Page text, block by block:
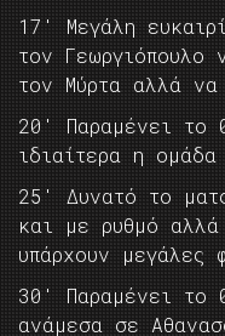
17′ Μεγάλη
τον Γεωργιόπουλο
τον Μύρτα αλλά να
20′ Παραμένει το
ιδιαίτερα η
25′ Δυνατό το
και με ρυθμό
υπάρχουν μεγάλες
30′ Παραμένει το
ανάμεσα σε